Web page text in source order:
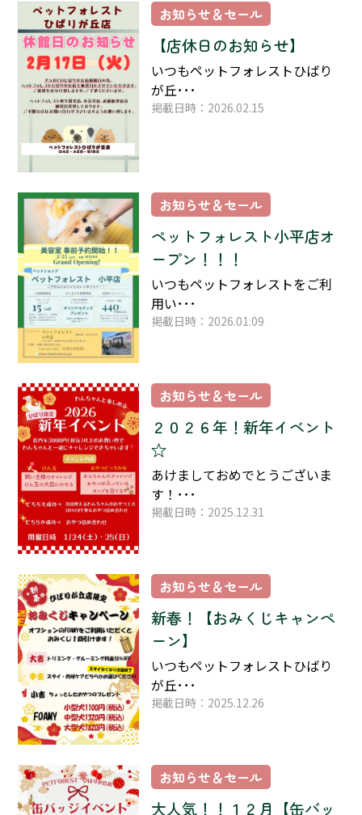
お知らせ＆セール
【店休日のお知らせ】
いつもペットフォレストひばり
が丘･･･
掲載日時：2026.02.15
お知らせ＆セール
ペットフォレスト小平店オ
ープン！！！
いつもペットフォレストをご利
用い･･･
掲載日時：2026.01.09
お知らせ＆セール
２０２６年！新年イベント
☆
あけましておめでとうございま
す！･･･
掲載日時：2025.12.31
お知らせ＆セール
新春！【おみくじキャンペ
ーン】
いつもペットフォレストひばり
が丘･･･
掲載日時：2025.12.26
お知らせ＆セール
大人気！！１２月【缶バッ